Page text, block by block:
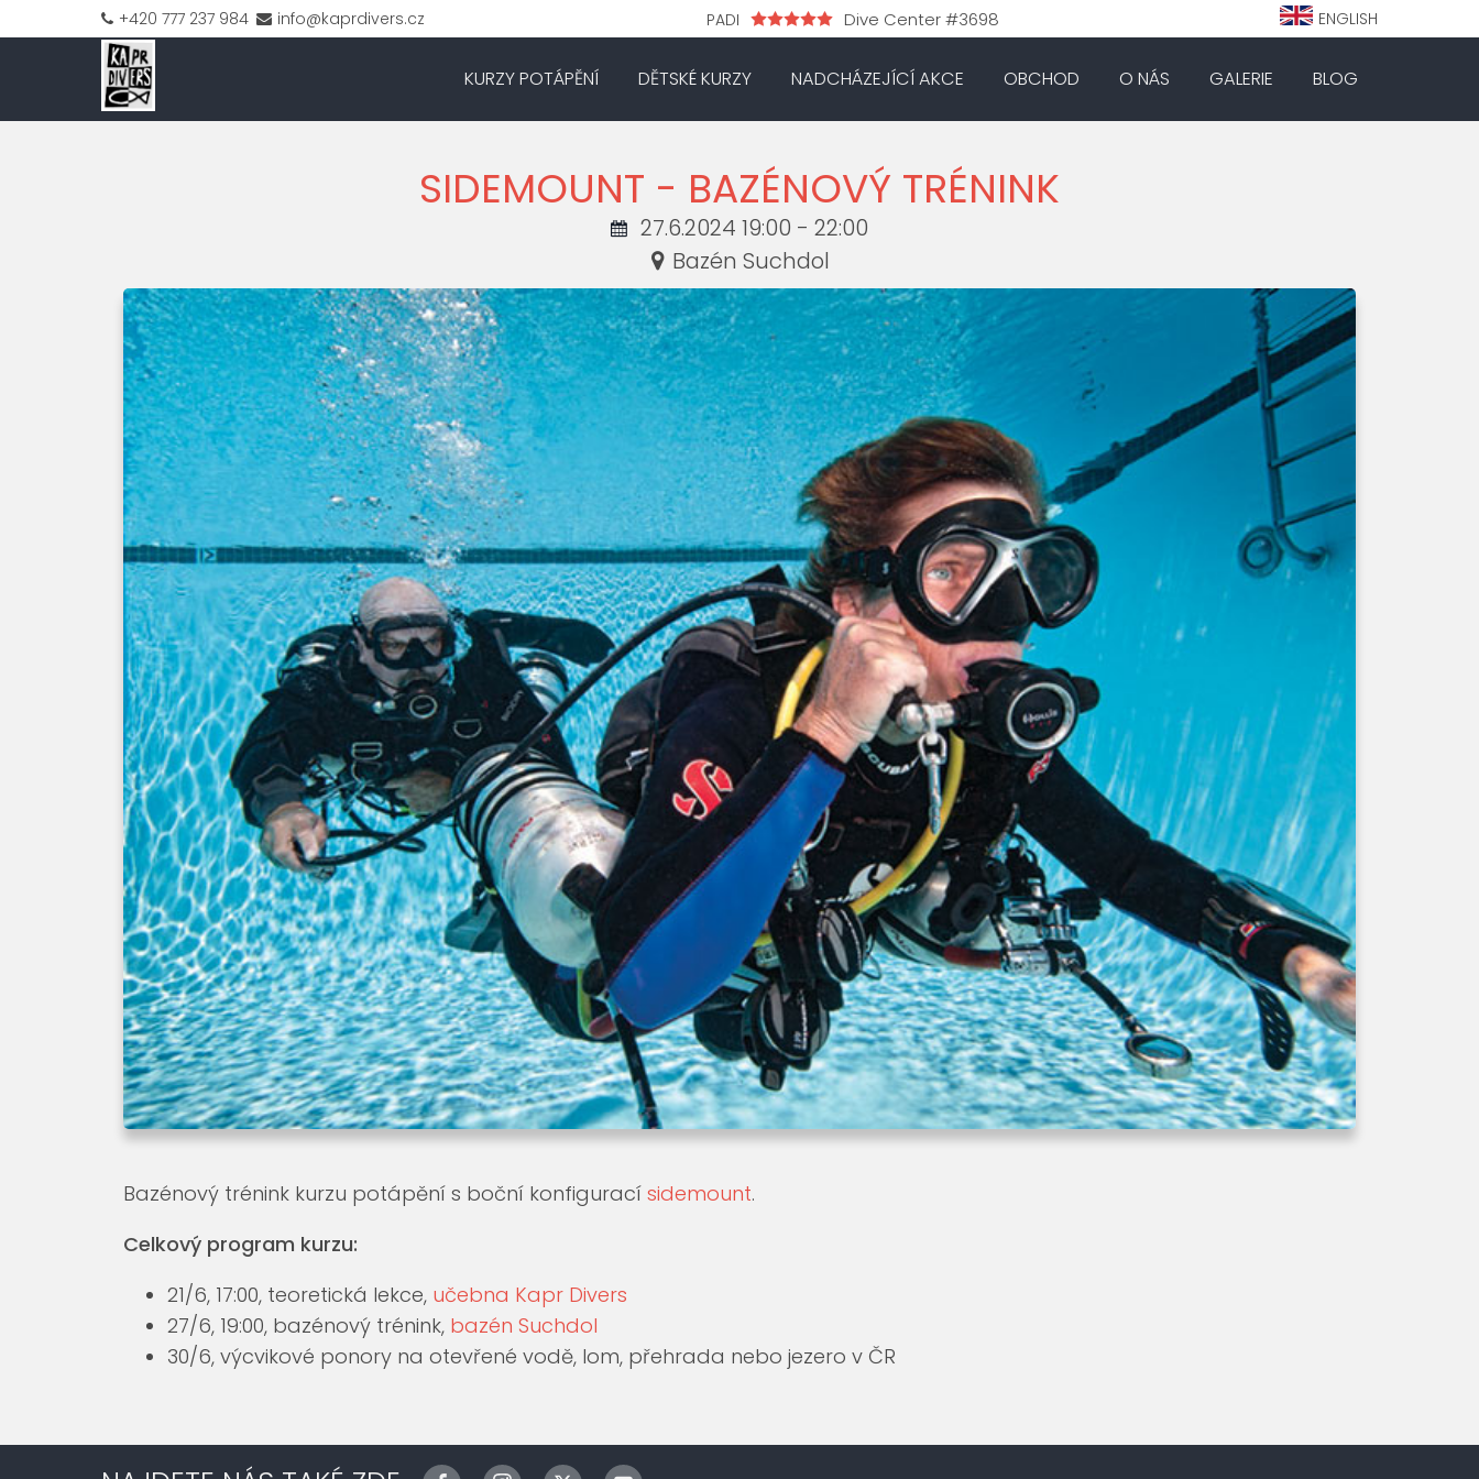
+420 777 237 984 info@kaprdivers.cz PADI Dive Center #3698 ENGLISH
KURZY POTÁPĚNÍ DĚTSKÉ KURZY NADCHÁZEJÍCÍ AKCE OBCHOD O NÁS GALERIE BLOG
SIDEMOUNT - BAZÉNOVÝ TRÉNINK
27.6.2024 19:00 - 22:00
Bazén Suchdol
Bazénový trénink kurzu potápění s boční konfigurací sidemount.
Celkový program kurzu:
21/6, 17:00, teoretická lekce, učebna Kapr Divers
27/6, 19:00, bazénový trénink, bazén Suchdol
30/6, výcvikové ponory na otevřené vodě, lom, přehrada nebo jezero v ČR